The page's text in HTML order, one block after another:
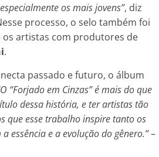
os mais jovens”, diz
processo, o selo também foi
os artistas com produtores de
.
passado e futuro, o álbum
“Forjado em Cinzas” é mais do que
dessa história, e ter artistas tão
que esse trabalho inspire tanto os
essência e a evolução do gênero.”–